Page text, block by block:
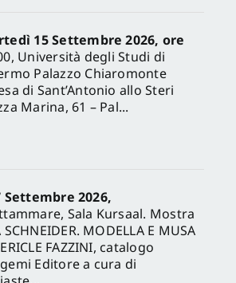
15 Settembre 2026, ore
Università degli Studi di
Palazzo Chiaromonte
di Sant’Antonio allo Steri
Marina, 61 – Pal...
Settembre 2026,
Sala Kursaal. Mostra
SCHNEIDER. MODELLA E MUSA
FAZZINI, catalogo
Editore a cura di